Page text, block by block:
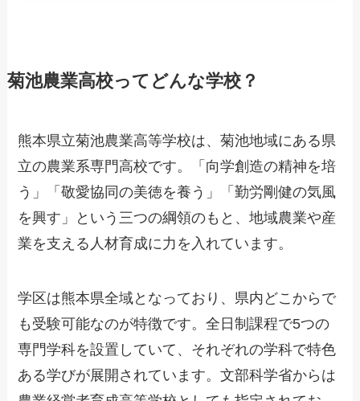
菊池農業高校ってどんな学校？
熊本県立菊池農業高等学校は、菊池地域にある県
立の農業系専門高校です。「向学創造の精神を培
う」「敬愛協同の美徳を養う」「勤労剛健の気風
を興す」という三つの綱領のもと、地域農業や産
業を支える人材育成に力を入れています。
学区は熊本県全域となっており、県内どこからで
も受験可能なのが特徴です。全日制課程で5つの
専門学科を設置していて、それぞれの学科で特色
ある学びが展開されています。文部科学省からは